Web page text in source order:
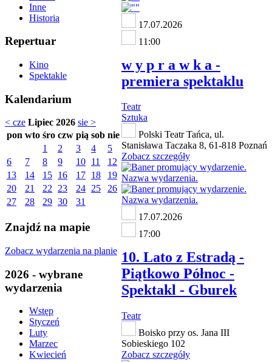
Inne
Historia
Repertuar
Kino
Spektakle
Kalendarium
< cze Lipiec 2026 sie >
pon wto śro czw pią sob nie
1
2 3 4
5
6
7 8 9 10 11
12
13
14 15 16 17 18
19
20
21 22 23 24 25
26
27
28 29 30 31
Znajdź na mapie
Zobacz wydarzenia na planie
2026 - wybrane
wydarzenia
Wstęp
Styczeń
Luty
Marzec
Kwiecień
17.07.2026
11:00
w y p r a w k a -
premiera spektaklu
Teatr
Sztuka
Polski Teatr Tańca, ul.
Stanisława Taczaka 8, 61-818 Poznań
Zobacz szczegóły
17.07.2026
17:00
10. Lato z Estradą -
Piątkowo Północ -
Spektakl - Gburek
Teatr
Boisko przy os. Jana III
Sobieskiego 102
Zobacz szczegóły